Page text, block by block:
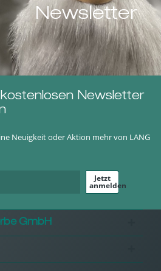
Newsletter
Newsletter
Neuigkeit oder Aktion mehr von LANG
Jetzt
anmelden
GmbH